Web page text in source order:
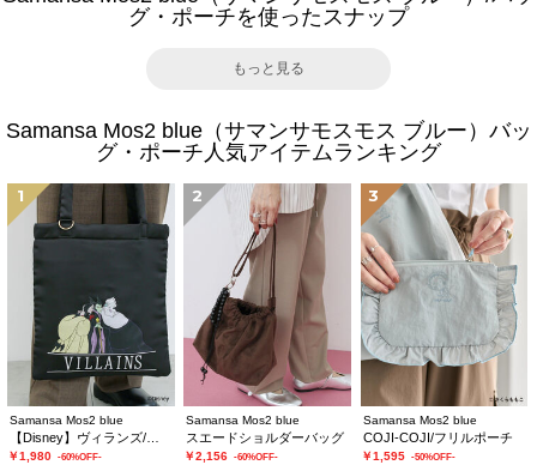
グ・ポーチを使ったスナップ
もっと見る
Samansa Mos2 blue（サマンサモスモス ブルー）バッ
グ・ポーチ人気アイテムランキング
1
Samansa Mos2 blue
￥1,980 -60%OFF-
2
Samansa Mos2 blue
スエードショルダーバッグ
￥2,156 -60%OFF-
3
Samansa Mos2 blue
COJI-COJI/フリルポーチ
￥1,595 -50%OFF-